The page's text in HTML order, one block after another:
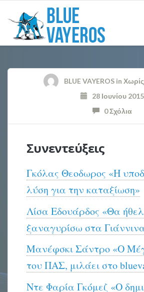
BLUE VAYEROSin
28 Ιουνίου 2015
0 Σχόλια
Συνεντεύξεις
Γκόλας Θεοδωρος «Η
λύση για την καταξίωση»
Λίσα Εδουάρδος «Θα
ξαναγυρίσω στα
Μανέφσκι Σάντρο «Ο
του ΠΑΣ, μιλάει στο
Ντε Φαρία Γκόμεζ «Ο